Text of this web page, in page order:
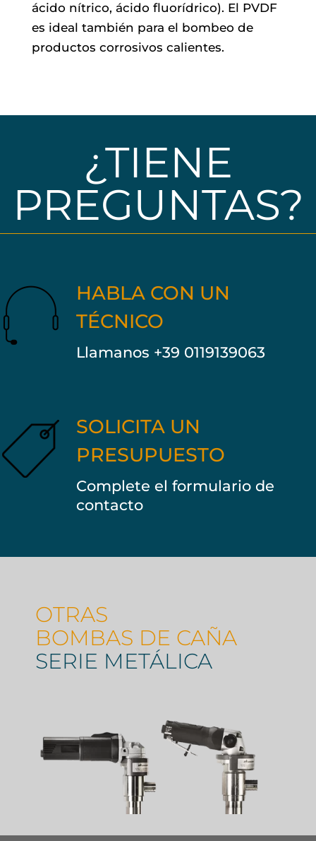
ácido nítrico, ácido fluorídrico). El PVDF
es ideal también para el bombeo de
productos corrosivos calientes.
¿TIENE
PREGUNTAS?
HABLA CON UN
TÉCNICO
Llamanos +39 0119139063
SOLICITA UN
PRESUPUESTO
Complete el formulario de
contacto
OTRAS
BOMBAS DE CAÑA
SERIE METÁLICA